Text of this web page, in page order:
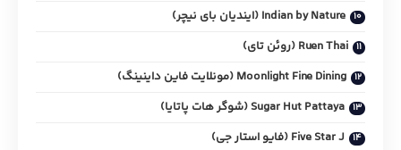
Indian by Nature (ایندیان بای نیچر)
Ruen Thai (روئن تای)
Moonlight Fine Dining (مونلایت فاین داینینگ)
Sugar Hut Pattaya (شوگر هات پاتایا)
Five Star J (فایو استار جی)